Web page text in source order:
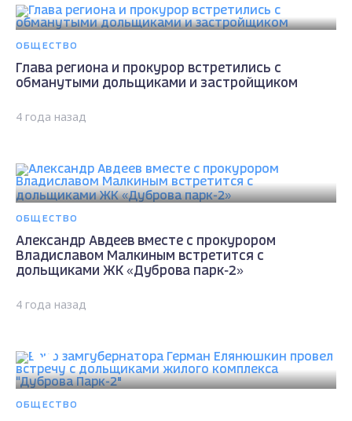
ОБЩЕСТВО
Глава региона и прокурор встретились с
обманутыми дольщиками и застройщиком
4 года назад
ОБЩЕСТВО
Александр Авдеев вместе с прокурором
Владиславом Малкиным встретится с
дольщиками ЖК «Дуброва парк-2»
4 года назад
ОБЩЕСТВО